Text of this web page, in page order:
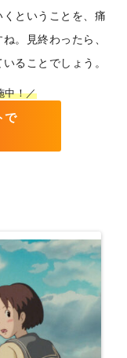
ということを、痛
。見終わったら、
ることでしょう。
中！／
で